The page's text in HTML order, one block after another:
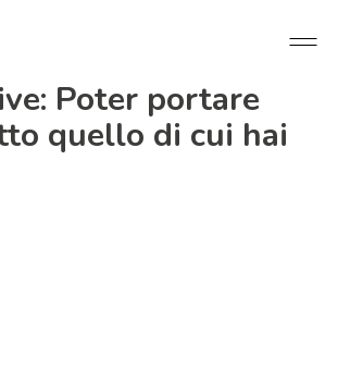
Poter portare
quello di cui hai